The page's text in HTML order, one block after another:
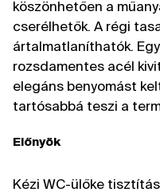
köszönhetően a
cserélhetők. A régi
ártalmatlaníthatók.
rozsdamentes acél
elegáns benyomást
tartósabbá teszi a
Előnyök
Kézi WC-ülőke